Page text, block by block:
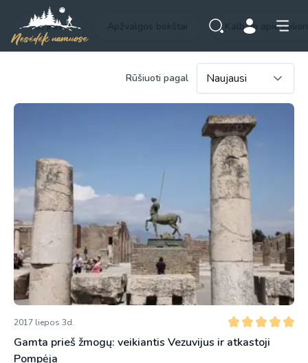
Visi įrašai Kalbam apie
Rūšiuoti pagal
2017 liepos 3d.
Gamta prieš žmogų: veikiantis Vezuvijus ir atkastoji
Pompėja